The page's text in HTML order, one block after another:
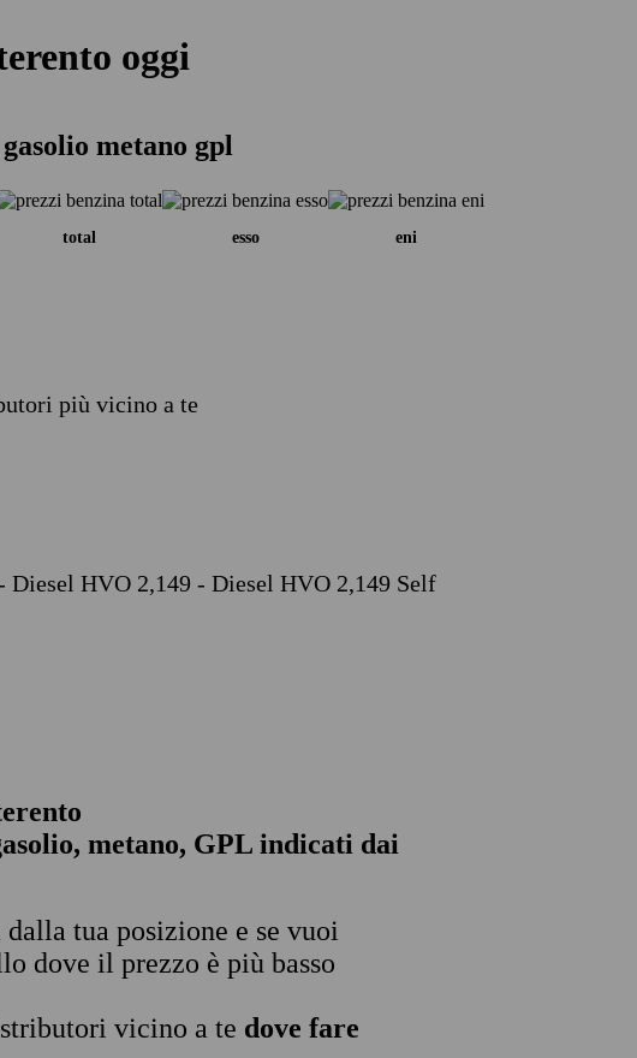
oggi
metano gpl
total esso eni
più vicino a te
Diesel HVO 2,149 - Diesel HVO 2,149 Self
metano, GPL indicati dai
tua posizione e se vuoi
dove il prezzo è più basso
vicino a te dove fare